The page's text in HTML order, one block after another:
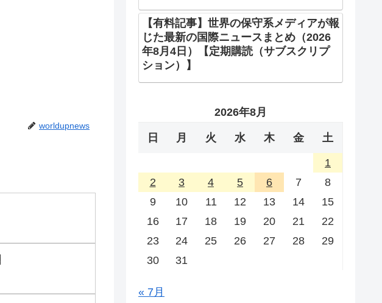
worldupnews
【有料記事】世界の保守系メディアが報
じた最新の国際ニュースまとめ（2026
年8月4日）【定期購読（サブスクリプ
ション）】
2026年8月
日 月 火 水 木 金 土
1
2
3 4 5 6 7
8
9
10 11 12 13 14
15
16
17 18 19 20 21
22
23
24 25 26 27 28
29
30
31
« 7月